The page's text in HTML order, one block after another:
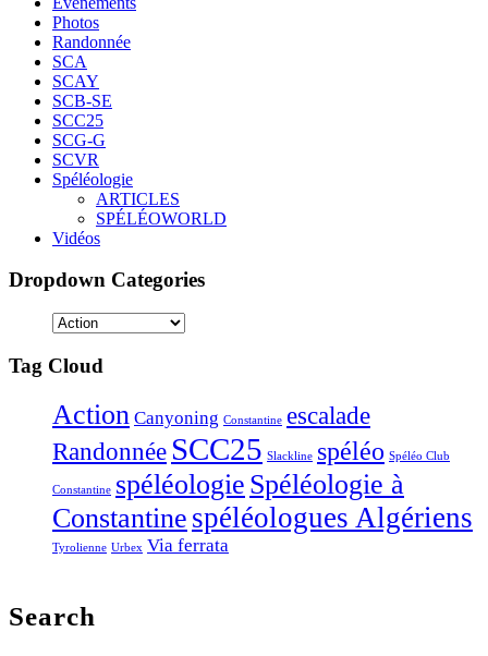
Photos
Randonnée
SCA
SCAY
SCB-SE
SCC25
SCG-G
SCVR
Spéléologie
ARTICLES
SPÉLÉOWORLD
Vidéos
Dropdown Categories
Tag Cloud
Action Canyoning Constantine escalade
Randonnée SCC25 Slackline spéléo Spéléo Club
Constantine spéléologie Spéléologie à
Constantine spéléologues Algériens
Tyrolienne Urbex Via ferrata
Search